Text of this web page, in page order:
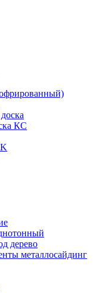
КС
дерево
металлосайдинг